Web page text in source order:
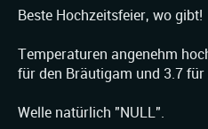
Beste Hochzeitsfeier, wo gibt!
Temperaturen angenehm
für den Bräutigam und 3.7 für
Welle natürlich "NULL".